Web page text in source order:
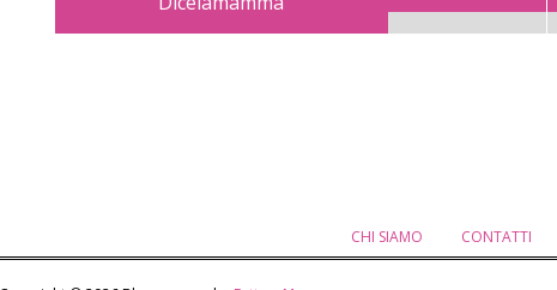
CHI SIAMO CONTATTI